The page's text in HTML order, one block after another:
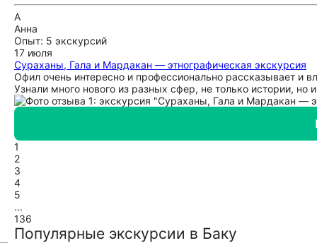
А
Анна
Опыт: 5 экскурсий
17 июля
Сураханы, Гала и Мардакан — этнографическая экскурсия
Офил очень интересно и профессионально рассказывает и
Узнали много нового из разных сфер, не только истории,
1
2
3
4
5
...
136
Популярные экскурсии в Баку